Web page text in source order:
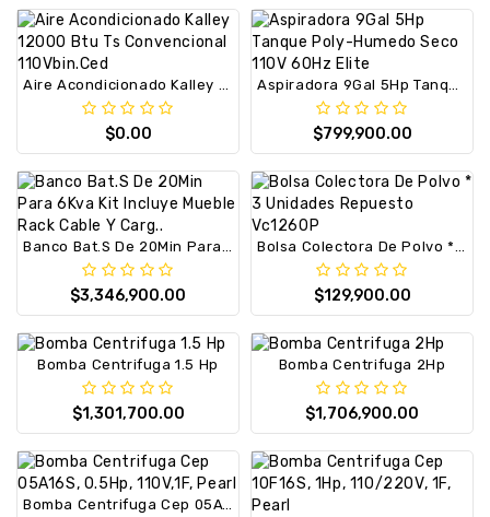
$0.00 $799,900.00
$3,346,900.00 $129,900.00
Bomba Centrifuga 1.5 Hp
$1,301,700.00
Bomba Centrifuga 2Hp
$1,706,900.00